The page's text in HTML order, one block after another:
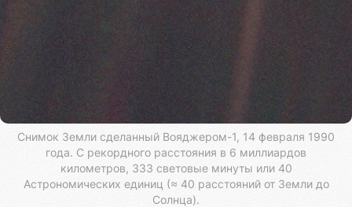
Снимок Земли сделанный Вояджером-1, 14 февраля 1990
года. С рекордного расстояния в 6 миллиардов
километров, 333 световые минуты или 40
Астрономических единиц (≈ 40 расстояний от Земли до
Солнца).